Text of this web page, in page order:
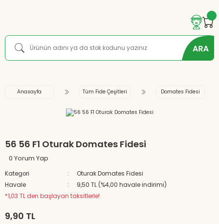
Anasayfa Tüm Fide Çeşitleri Domates Fidesi
56 56 F1 Oturak Domates Fidesi
0 Yorum Yap
Kategori
Oturak Domates Fidesi
Havale
9,50 TL (%4,00 havale indirimi)
*1,03 TL den başlayan taksitlerle!
9,90 TL